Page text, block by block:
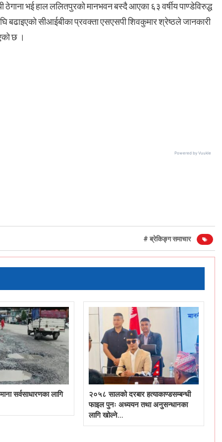
भई हाल ललितपुरको मानभवन बस्दै आएका ६३ वर्षीय पाण्डेविरुद्ध
बढाइएको सीआईबीका प्रवक्ता एसएसपी शिवकुमार श्रेष्ठले जानकारी
छ ।
ब्रेकिङ्ग समाचार
सर्वसाधारणका लागि
समाचार
२०५८ सालको दरबार हत्याकाण्डसम्बन्धी
फाइल पुनः अध्ययन तथा अनुसन्धानका
लागि खोल्ने…